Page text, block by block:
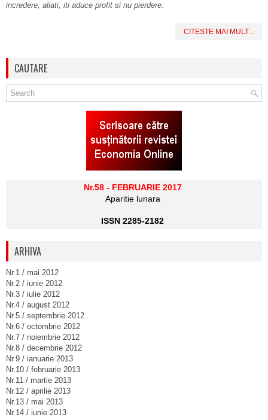
incredere, aliati, iti aduce profit si nu pierdere.
CITESTE MAI MULT...
CAUTARE
Nr.58 - FEBRUARIE 2017
Aparitie lunara
ISSN 2285-2182
ARHIVA
Nr.1 / mai 2012
Nr.2 / iunie 2012
Nr.3 / iulie 2012
Nr.4 / august 2012
Nr.5 / septembrie 2012
Nr.6 / octombrie 2012
Nr.7 / noiembrie 2012
Nr.8 / decembrie 2012
Nr.9 / ianuarie 2013
Nr.10 / februarie 2013
Nr.11 / martie 2013
Nr.12 / aprilie 2013
Nr.13 / mai 2013
Nr.14 / iunie 2013